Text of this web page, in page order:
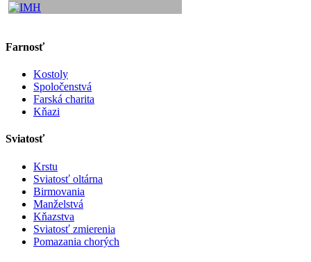
Farnosť
Kostoly
Spoločenstvá
Farská charita
Kňazi
Sviatosť
Krstu
Sviatosť oltárna
Birmovania
Manželstvá
Kňazstva
Sviatosť zmierenia
Pomazania chorých